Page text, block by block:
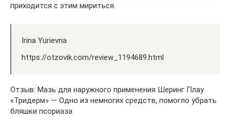
приходится с этим мириться.
Irina Yurievna
https://otzovik.com/review_1194689.html
Отзыв: Мазь для наружного применения Шеринг Плау
«Тридерм» — Одно из немногих средств, помогло убрать
бляшки псориаза